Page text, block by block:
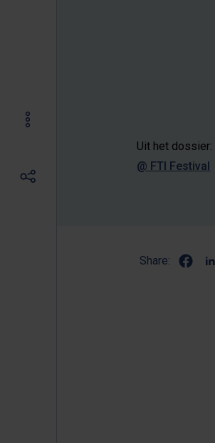
Uit het dossier:
@ FTI Festival
Share: